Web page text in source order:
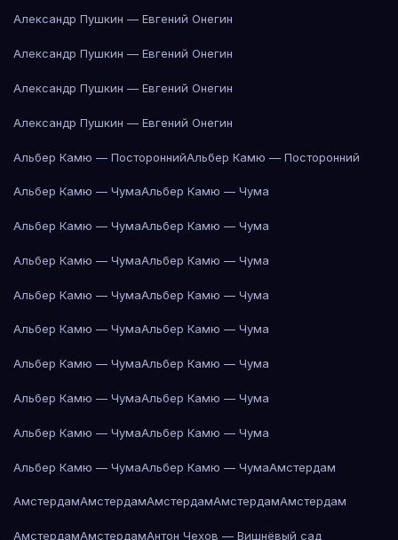
Александр Пушкин — Евгений Онегин
Александр Пушкин — Евгений Онегин
Александр Пушкин — Евгений Онегин
Александр Пушкин — Евгений Онегин
Альбер Камю — ПостороннийАльбер Камю — Посторонний
Альбер Камю — ЧумаАльбер Камю — Чума
Альбер Камю — ЧумаАльбер Камю — Чума
Альбер Камю — ЧумаАльбер Камю — Чума
Альбер Камю — ЧумаАльбер Камю — Чума
Альбер Камю — ЧумаАльбер Камю — Чума
Альбер Камю — ЧумаАльбер Камю — Чума
Альбер Камю — ЧумаАльбер Камю — Чума
Альбер Камю — ЧумаАльбер Камю — Чума
Альбер Камю — ЧумаАльбер Камю — ЧумаАмстердам
АмстердамАмстердамАмстердамАмстердамАмстердам
АмстердамАмстердамАнтон Чехов — Вишнёвый сад